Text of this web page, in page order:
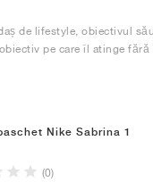
de lifestyle, obiectivul
pe care îl atinge fără
Nike Sabrina 1
(0)